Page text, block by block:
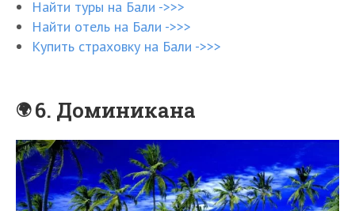
Найти туры на Бали ->>>
Найти отель на Бали ->>>
Купить страховку на Бали ->>>
6. Доминикана